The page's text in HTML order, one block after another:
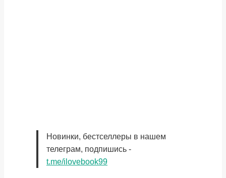
Новинки, бестселлеры в нашем
телеграм, подпишись -
t.me/ilovebook99